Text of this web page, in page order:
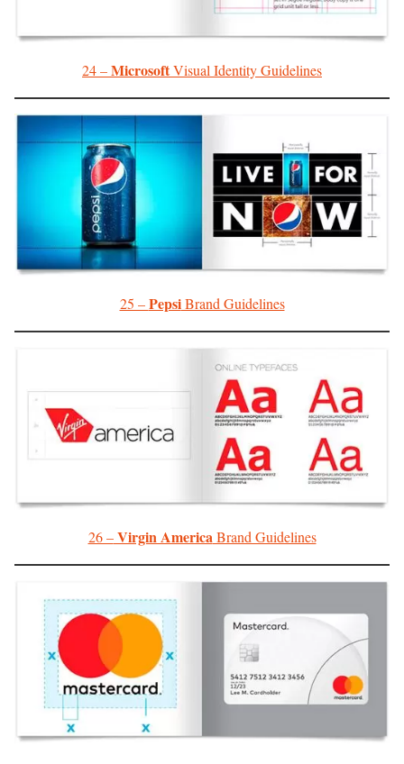
24 –MicrosoftVisual Identity Guidelines
25 –PepsiBrand Guidelines
26 –Virgin America Brand Guidelines